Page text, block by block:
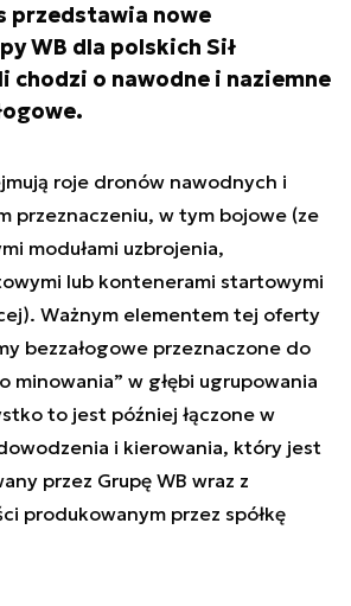
przedstawia nowe
WB dla polskich Sił
chodzi o nawodne i naziemne
roje dronów nawodnych i
przeznaczeniu, w tym bojowe (ze
modułami uzbrojenia,
lub kontenerami startowymi
Ważnym elementem tej oferty
bezzałogowe przeznaczone do
minowania” w głębi ugrupowania
to jest później łączone w
i kierowania, który jest
przez Grupę WB wraz z
produkowanym przez spółkę